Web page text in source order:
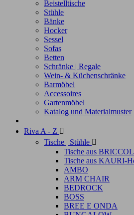
Beistelltische
Stühle
Bänke
Hocker
Sessel
Sofas
Betten
Schränke | Regale
Wein- & Küchenschränke
Barmöbel
Accessoires
Gartenmöbel
Katalog und Materialmuster
Riva A - Z 
Tische | Stühle 
Tische aus
Tische aus KAURI-
AMBO
ARM CHAIR
BEDROCK
BOSS
BREE E ONDA